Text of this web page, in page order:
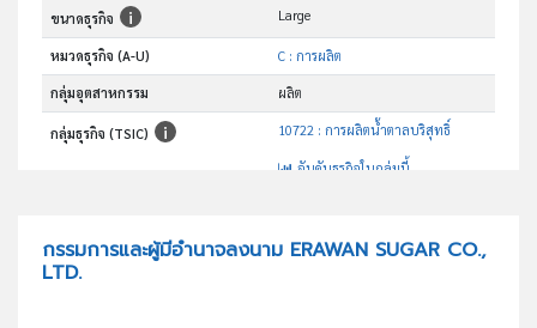
ขนาดธุรกิจ Large
หมวดธุรกิจ (A-U) C : การผลิต
กลุ่มอุตสาหกรรม ผลิต
กลุ่มธุรกิจ (TSIC) 10722 : การผลิตน้ำตาลบริสุทธิ์
อันดับธุรกิจในกลุ่มนี้
กรรมการและผู้มีอำนาจลงนาม ERAWAN SUGAR CO.,
LTD.